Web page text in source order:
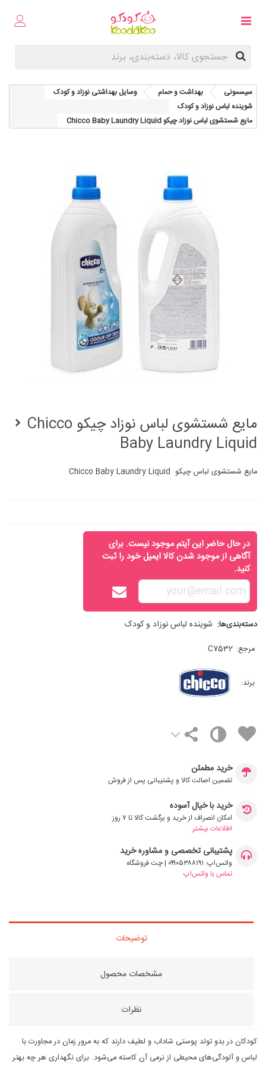
سیسمونی بهداشت و حمام
وسایل بهداشتی نوزاد و کودک
شوینده لباس نوزاد و کودک
مایع شستشوی لباس نوزاد چيکو Chicco Baby Laundry Liquid
مایع شستشوی لباس نوزاد چيکو Chicco
Baby Laundry Liquid
مایع شستشوی لباس چيکو Chicco Baby Laundry Liquid
در حال حاضر این آیتم موجود نیست. برای
آگاهی از موجود شدن کالا ایمیل خود را ثبت
کنید.
دسته‌بندی‌ها: شوینده لباس نوزاد و کودک
مرجع: C7532
برند:
خرید مطمئن
تضمین اصالت کالا و پشتیبانی پس از فروش
خرید با خیال آسوده
امکان انصراف از خرید و برگشت کالا تا ۷ روز
اطلاعات بیشتر
پشتیبانی تخصصی و مشاوره خرید
واتس‌اپ: ۰۹۹۰۵۳۸۸۱۹۱ | چت فروشگاه
تماس با واتس‌اپ
توضیحات
مشخصات محصول
نظرات
کودکان در بدو تولد پوستی شاداب و لطیف دارند که به مرور زمان در مجاورت با
لباس و آلودگی‌های محیطی از نرمی آن کاسته می‌شود. برای نگهداری هر چه بهتر